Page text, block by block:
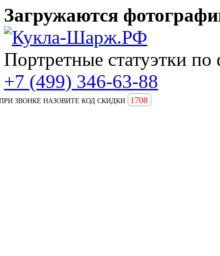
Загружаются
Портретные статуэтки по
+7 (499) 346-63-88
ЗВОНКЕ НАЗОВИТЕ КОД СКИДКИ 1708